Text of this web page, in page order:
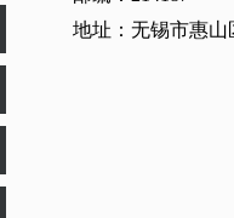
地址：无锡市惠山